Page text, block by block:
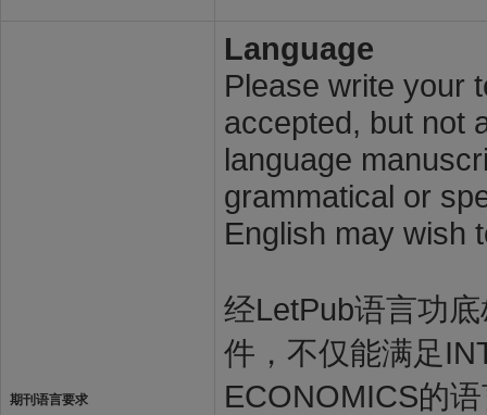
期刊语言要求
Language
Please write your
accepted, but not
language
grammatical or
English may wish
经LetPub语言功
件，不仅能满足
ECONOMICS的